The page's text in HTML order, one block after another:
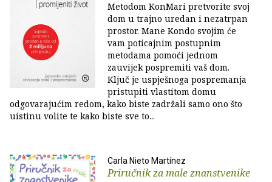
Metodom KonMari pretvorite svoj
dom u trajno uredan i nezatrpan
prostor. Mane Kondo svojim će
vam poticajnim postupnim
metodama pomoći jednom
zauvijek pospremiti vaš dom.
Ključ je uspješnoga pospremanja
pristupiti vlastitom domu
odgovarajućim redom, kako biste zadržali samo ono što
uistinu volite te kako biste sve to...
Carla Nieto Martínez
Priručnik za male znanstvenike